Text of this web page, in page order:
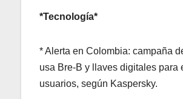
*Tecnología*
* Alerta en Colombia: campaña
usa Bre-B y llaves digitales para
usuarios, según Kaspersky.